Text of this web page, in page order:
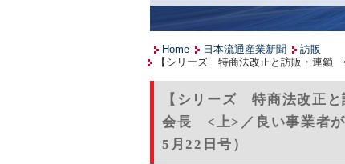
Home 日本流通産業新聞
訪販
【シリーズ 特商法改正と訪販・連鎖
【シリーズ 特商法改正
会長 <上>／良い事業者が
5月22日号）